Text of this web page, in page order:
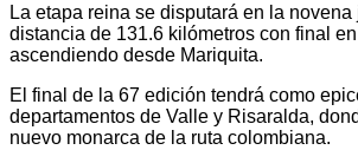
La etapa reina se disputará en la
distancia de 131.6 kilómetros con final
ascendiendo desde Mariquita.
El final de la 67 edición tendrá como
departamentos de Valle y Risaralda,
nuevo monarca de la ruta colombiana.